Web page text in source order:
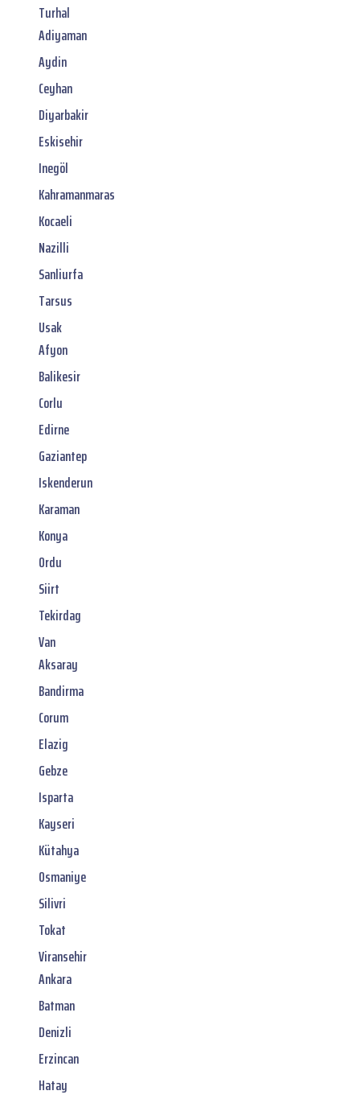
Turhal
Adiyaman
Aydin
Ceyhan
Diyarbakir
Eskisehir
Inegöl
Kahramanmaras
Kocaeli
Nazilli
Sanliurfa
Tarsus
Usak
Afyon
Balikesir
Corlu
Edirne
Gaziantep
Iskenderun
Karaman
Konya
Ordu
Siirt
Tekirdag
Van
Aksaray
Bandirma
Corum
Elazig
Gebze
Isparta
Kayseri
Kütahya
Osmaniye
Silivri
Tokat
Viransehir
Ankara
Batman
Denizli
Erzincan
Hatay